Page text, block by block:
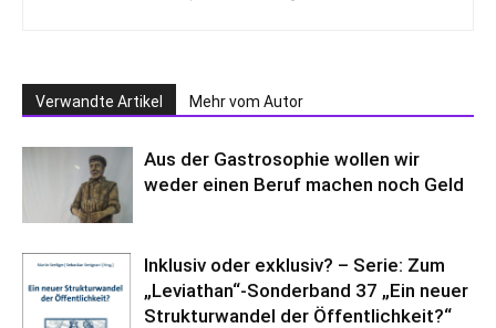
Verwandte Artikel Mehr vom Autor
Aus der Gastrosophie wollen wir
weder einen Beruf machen noch Geld
Inklusiv oder exklusiv? – Serie: Zum
„Leviathan“-Sonderband 37 „Ein neuer
Strukturwandel der Öffentlichkeit?“